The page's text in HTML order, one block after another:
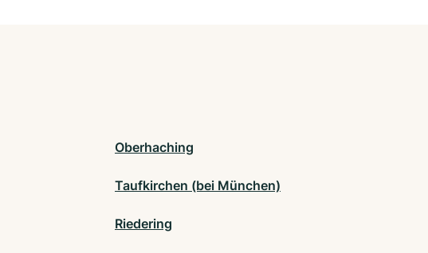
Oberhaching
Taufkirchen (bei München)
Riedering